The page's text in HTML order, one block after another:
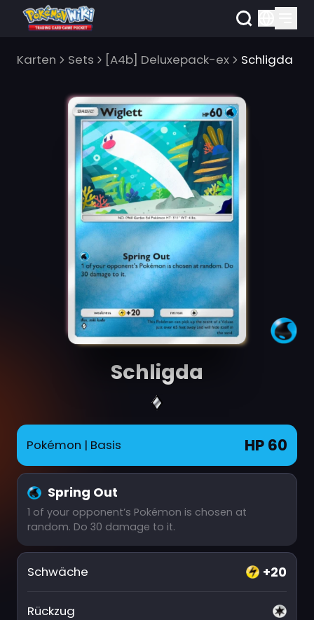
Karten Sets [A4b] Deluxepack-ex Schligda
Schligda
Pokémon | Basis HP 60
Spring Out
1 of your opponent’s Pokémon is chosen at
random. Do 30 damage to it.
Schwäche +20
Rückzug